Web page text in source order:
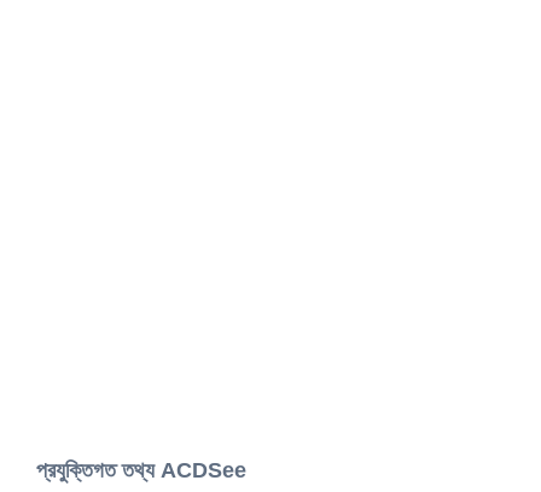
প্রযুক্তিগত তথ্য ACDSee